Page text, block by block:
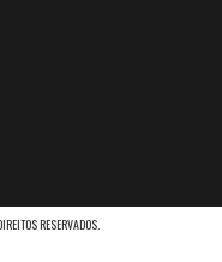
RESERVADOS.